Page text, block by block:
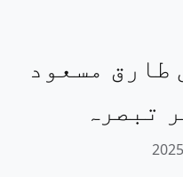
طارق مسعود
تبصرہ